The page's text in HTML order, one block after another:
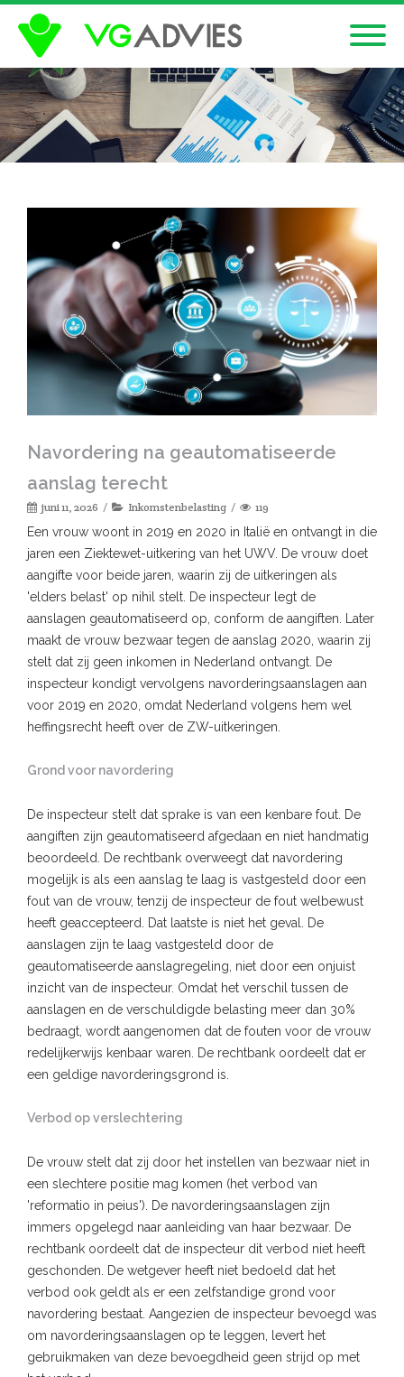
Navordering na geautomatiseerde
aanslag terecht
juni 11, 2026 Inkomstenbelasting 119
Een vrouw woont in 2019 en 2020 in Italië en ontvangt in die
jaren een Ziektewet-uitkering van het UWV. De vrouw doet
aangifte voor beide jaren, waarin zij de uitkeringen als
'elders belast' op nihil stelt. De inspecteur legt de
aanslagen geautomatiseerd op, conform de aangiften. Later
maakt de vrouw bezwaar tegen de aanslag 2020, waarin zij
stelt dat zij geen inkomen in Nederland ontvangt. De
inspecteur kondigt vervolgens navorderingsaanslagen aan
voor 2019 en 2020, omdat Nederland volgens hem wel
heffingsrecht heeft over de ZW-uitkeringen.
Grond voor navordering
De inspecteur stelt dat sprake is van een kenbare fout. De
aangiften zijn geautomatiseerd afgedaan en niet handmatig
beoordeeld. De rechtbank overweegt dat navordering
mogelijk is als een aanslag te laag is vastgesteld door een
fout van de vrouw, tenzij de inspecteur de fout welbewust
heeft geaccepteerd. Dat laatste is niet het geval. De
aanslagen zijn te laag vastgesteld door de
geautomatiseerde aanslagregeling, niet door een onjuist
inzicht van de inspecteur. Omdat het verschil tussen de
aanslagen en de verschuldigde belasting meer dan 30%
bedraagt, wordt aangenomen dat de fouten voor de vrouw
redelijkerwijs kenbaar waren. De rechtbank oordeelt dat er
een geldige navorderingsgrond is.
Verbod op verslechtering
De vrouw stelt dat zij door het instellen van bezwaar niet in
een slechtere positie mag komen (het verbod van
'reformatio in peius'). De navorderingsaanslagen zijn
immers opgelegd naar aanleiding van haar bezwaar. De
rechtbank oordeelt dat de inspecteur dit verbod niet heeft
geschonden. De wetgever heeft niet bedoeld dat het
verbod ook geldt als er een zelfstandige grond voor
navordering bestaat. Aangezien de inspecteur bevoegd was
om navorderingsaanslagen op te leggen, levert het
gebruikmaken van deze bevoegdheid geen strijd op met